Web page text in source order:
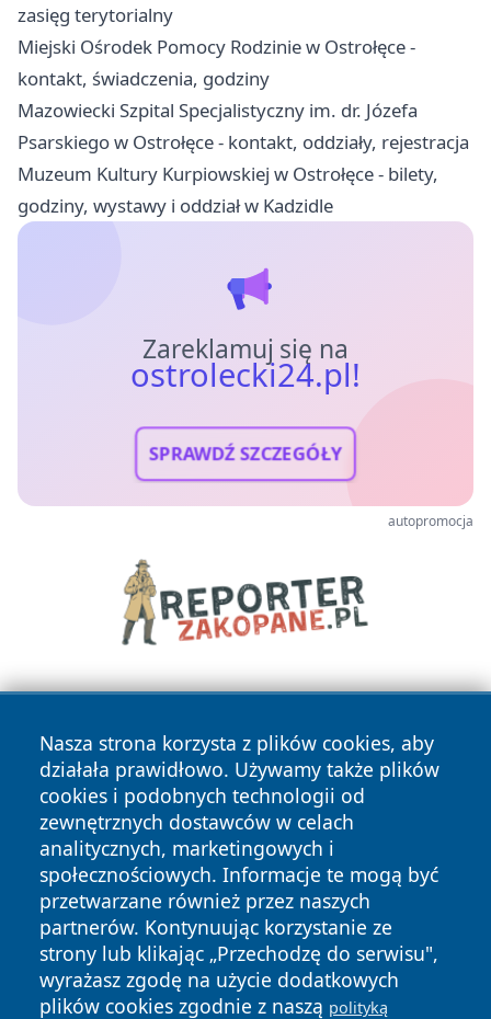
zasięg terytorialny
Miejski Ośrodek Pomocy Rodzinie w Ostrołęce -
kontakt, świadczenia, godziny
Mazowiecki Szpital Specjalistyczny im. dr. Józefa
Psarskiego w Ostrołęce - kontakt, oddziały, rejestracja
Muzeum Kultury Kurpiowskiej w Ostrołęce - bilety,
godziny, wystawy i oddział w Kadzidle
Zareklamuj się na
ostrolecki24.pl!
SPRAWDŹ SZCZEGÓŁY
autopromocja
Nasza strona korzysta z plików cookies, aby
działała prawidłowo. Używamy także plików
cookies i podobnych technologii od
zewnętrznych dostawców w celach
analitycznych, marketingowych i
społecznościowych. Informacje te mogą być
przetwarzane również przez naszych
partnerów. Kontynuując korzystanie ze
strony lub klikając „Przechodzę do serwisu",
wyrażasz zgodę na użycie dodatkowych
plików cookies zgodnie z naszą polityką
Copyright © 2026 ostrolecki24.pl Wszystkie prawa
zastrzeżone.
News Autorzy
Polityka
Prywatności
Polityka
Cookies